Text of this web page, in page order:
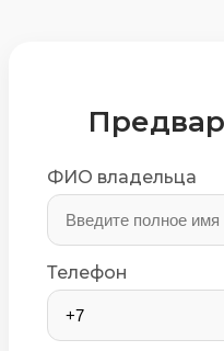
ФИО владельца
Телефон